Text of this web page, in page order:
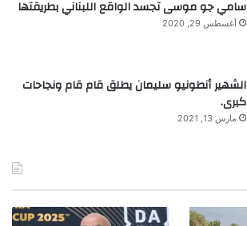
سامي جو موسى تجسد الواقع اللبناني بطريقتها
أغسطس 29, 2020
الشهير أنطونيو سليمان يطلق قام قام ونجاحات
كبرى.
مارس 13, 2021